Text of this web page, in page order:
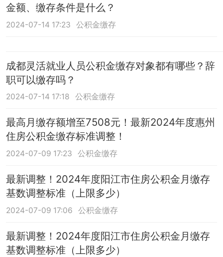
金额、缴存条件是什么？
2024-07-14 17:23 公积金缴存
成都灵活就业人员公积金缴存对象都有哪些？辞
职可以缴存吗？
2024-07-14 17:18 公积金缴存
最高月缴存额增至7508元！最新2024年度惠州
住房公积金缴存标准调整！
2024-07-09 17:23 公积金缴存
最新调整！2024年度阳江市住房公积金月缴存
基数调整标准（上限多少）
2024-07-09 17:06 公积金缴存
最新调整！2024年度阳江市住房公积金月缴存
基数调整标准（上限多少）